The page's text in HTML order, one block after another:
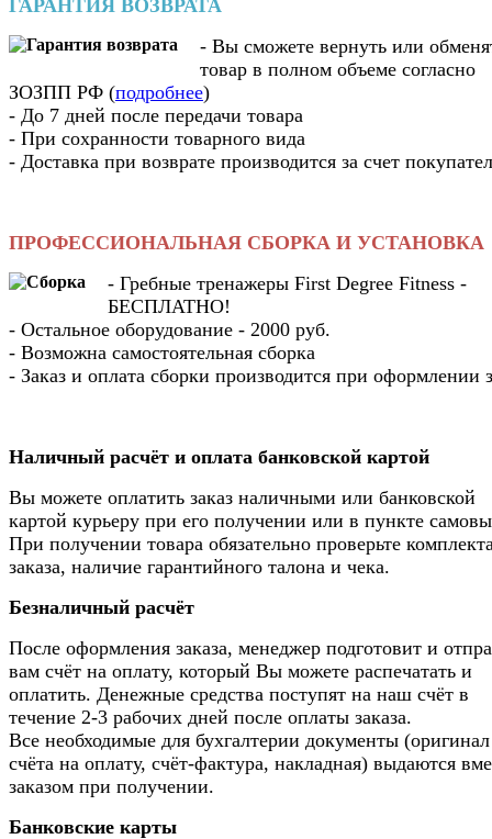
ГАРАНТИЯ ВОЗВРАТА
- Вы cможете вернуть или
товар в полном объеме согласно
ЗОЗПП РФ (подробнее)
- До 7 дней после передачи товара
- При сохранности товарного вида
- Доставка при возврате производится за счет
ПРОФЕССИОНАЛЬНАЯ СБОРКА И УСТАНОВКА
- Гребные тренажеры First Degree Fitness -
БЕСПЛАТНО!
- Остальное оборудование - 2000 руб.
- Возможна самостоятельная сборка
- Заказ и оплата сборки производится при оформлении
Наличный расчёт и оплата банковской картой
Вы можете оплатить заказ наличными или банковской
картой курьеру при его получении или в пункте
При получении товара обязательно проверьте
заказа, наличие гарантийного талона и чека.
Безналичный расчёт
После оформления заказа, менеджер подготовит и
вам счёт на оплату, который Вы можете распечатать и
оплатить. Денежные средства поступят на наш счёт в
течение 2-3 рабочих дней после оплаты заказа.
Все необходимые для бухгалтерии документы (оригинал
счёта на оплату, счёт-фактура, накладная) выдаются
заказом при получении.
Банковские карты